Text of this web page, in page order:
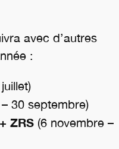
avec d’autres
:
30 septembre)
ZRS (6 novembre –